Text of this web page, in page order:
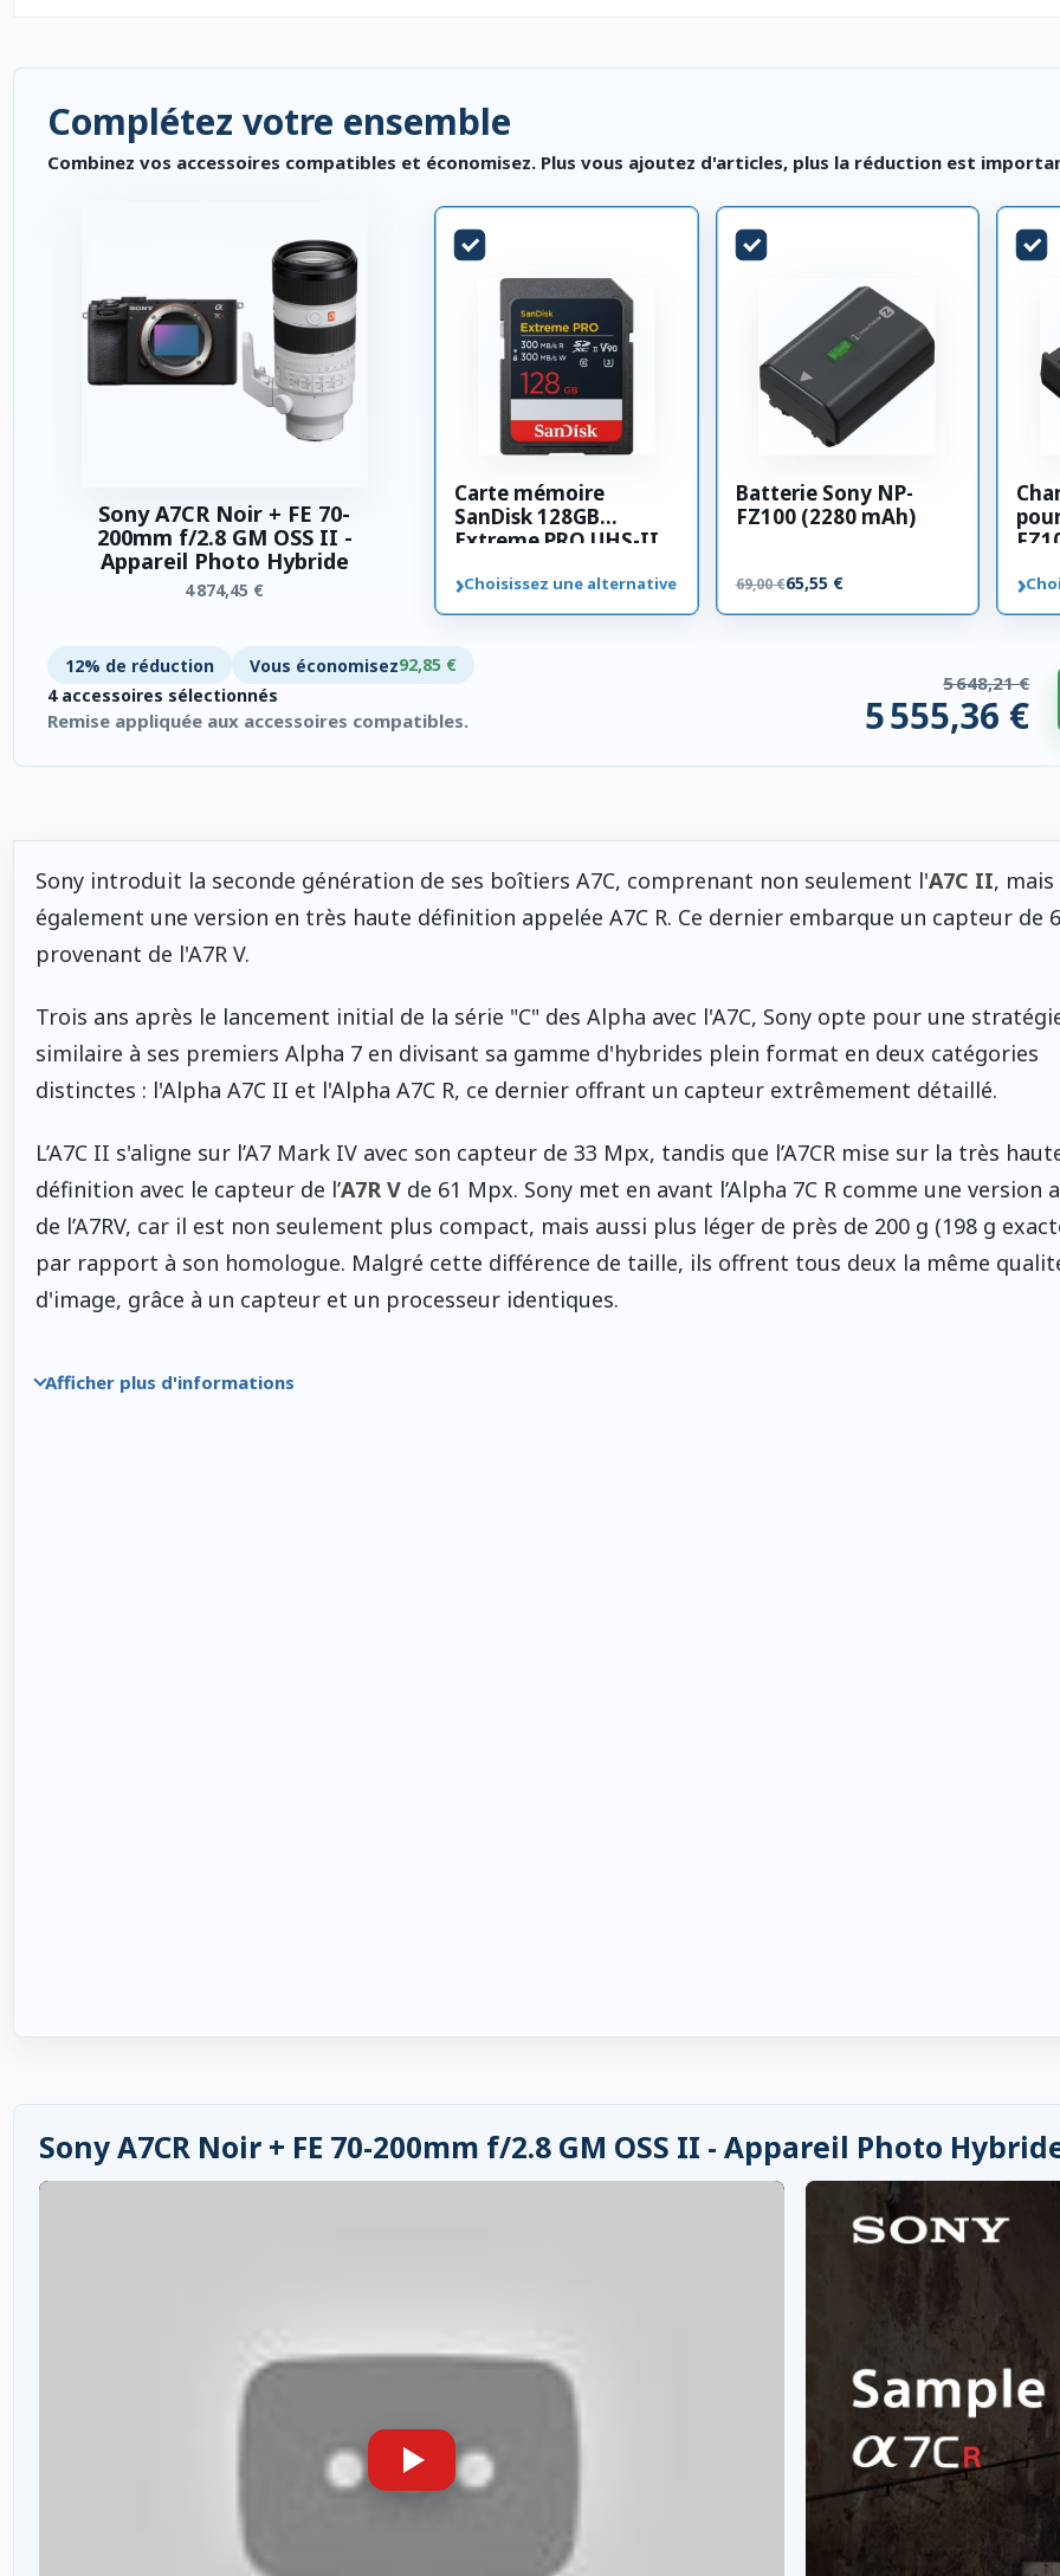
Complétez votre ensemble
Combinez vos accessoires compatibles et économisez. Plus vous ajoutez d'articles, plus la réduction est
Sony A7CR Noir + FE 70-
200mm f/2.8 GM OSS II -
Appareil Photo Hybride
4 874,45 €
Carte mémoire
SanDisk 128GB
Extreme PRO UHS-II
›Choisissez une alternative
Batterie Sony NP-
FZ100 (2280 mAh)
69,00 €65,55 € ›
12% de réduction Vous économisez92,85 €
4 accessoires sélectionnés
Remise appliquée aux accessoires compatibles.
5 648,21 €
5 555,36 €
Sony introduit la seconde génération de ses boîtiers A7C, comprenant non seulement l'A7C II, mais
également une version en très haute définition appelée A7C R. Ce dernier embarque un capteur de
provenant de l'A7R V.
Trois ans après le lancement initial de la série "C" des Alpha avec l'A7C, Sony opte pour une
similaire à ses premiers Alpha 7 en divisant sa gamme d'hybrides plein format en deux catégories
distinctes : l'Alpha A7C II et l'Alpha A7C R, ce dernier offrant un capteur extrêmement détaillé.
L’A7C II s'aligne sur l’A7 Mark IV avec son capteur de 33 Mpx, tandis que l’A7CR mise sur la très
définition avec le capteur de l’A7R Vde 61 Mpx. Sony met en avant l’Alpha 7C R comme une version
de l’A7RV, car il est non seulement plus compact, mais aussi plus léger de près de 200 g (198 g
par rapport à son homologue. Malgré cette différence de taille, ils offrent tous deux la même
d'image, grâce à un capteur et un processeur identiques.
Afficher plus d'informations
Sony A7CR Noir + FE 70-200mm f/2.8 GM OSS II - Appareil Photo